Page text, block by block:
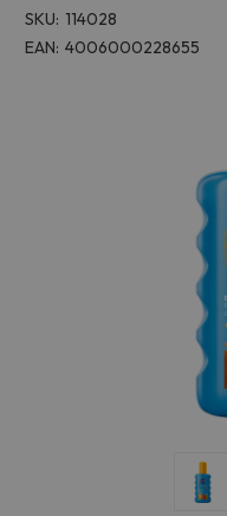
SKU: 114028
EAN: 4006000228655